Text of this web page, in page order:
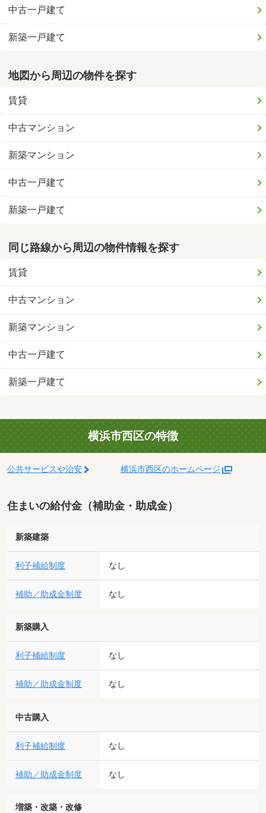
中古一戸建て
新築一戸建て
地図から周辺の物件を探す
賃貸
中古マンション
新築マンション
中古一戸建て
新築一戸建て
同じ路線から周辺の物件情報を探す
賃貸
中古マンション
新築マンション
中古一戸建て
新築一戸建て
横浜市西区の特徴
公共サービスや治安 横浜市西区のホームページ
住まいの給付金（補助金・助成金）
新築建築
利子補給制度 なし
補助／助成金制度 なし
新築購入
利子補給制度 なし
補助／助成金制度 なし
中古購入
利子補給制度 なし
補助／助成金制度 なし
増築・改築・改修